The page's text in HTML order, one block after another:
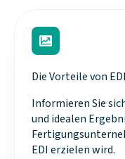
Die Vorteile von EDI
Informieren Sie
und idealen
EDI erzielen wird.